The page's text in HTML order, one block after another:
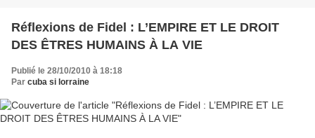
Réflexions de Fidel : L’EMPIRE ET LE DROIT
DES ÊTRES HUMAINS À LA VIE
Publié le 28/10/2010 à 18:18
Par cuba si lorraine